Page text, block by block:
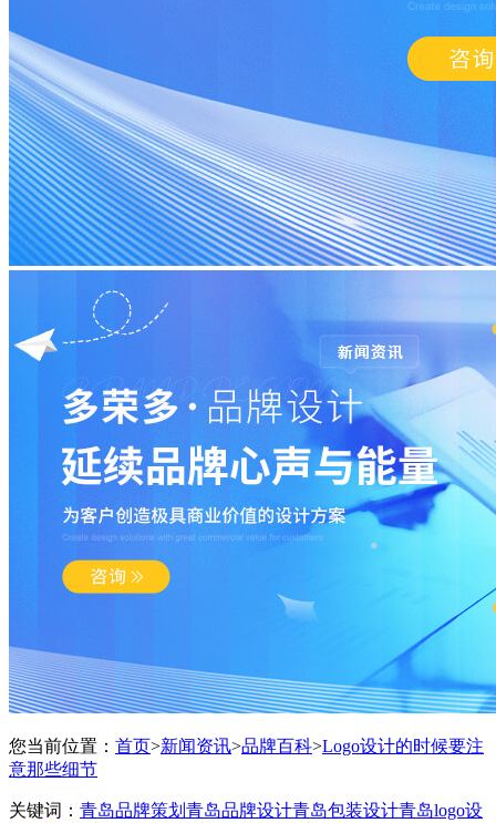
您当前位置： 首页>新闻资讯>品牌百科>Logo设计的时候要注
意那些细节
关键词： 青岛品牌策划 青岛品牌设计青岛包装设计青岛logo设